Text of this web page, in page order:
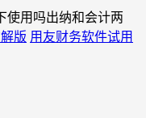
使用吗出纳和会计两
版 用友财务软件试用